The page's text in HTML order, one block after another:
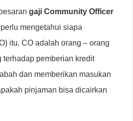
gaji Community Officer
mengetahui siapa
itu. CO adalah orang – orang
terhadap pemberian kredit
dan memberikan masukan
pinjaman bisa dicairkan